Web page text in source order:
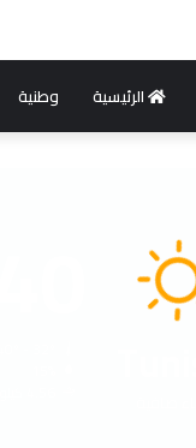
الرئيسية وطنية